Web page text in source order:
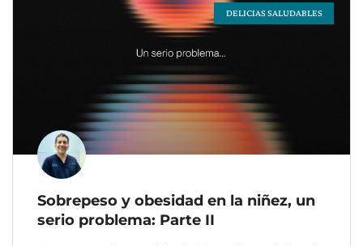
DELICIAS SALUDABLES
Sobrepeso y obesidad en la niñez, un
serio problema: Parte II